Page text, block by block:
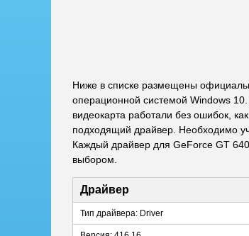
Ниже в списке размещены
операционной системой Windows
видеокарта работали без ошибок,
подходящий драйвер. Необходимо
Каждый драйвер для GeForce GT
выбором.
Драйвер
Тип драйвера: Driver